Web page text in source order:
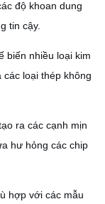
độ khoan dung
tin cậy.
biến nhiều loại kim
các loại thép không
ra các cạnh mịn
hư hỏng các chip
hợp với các mẫu